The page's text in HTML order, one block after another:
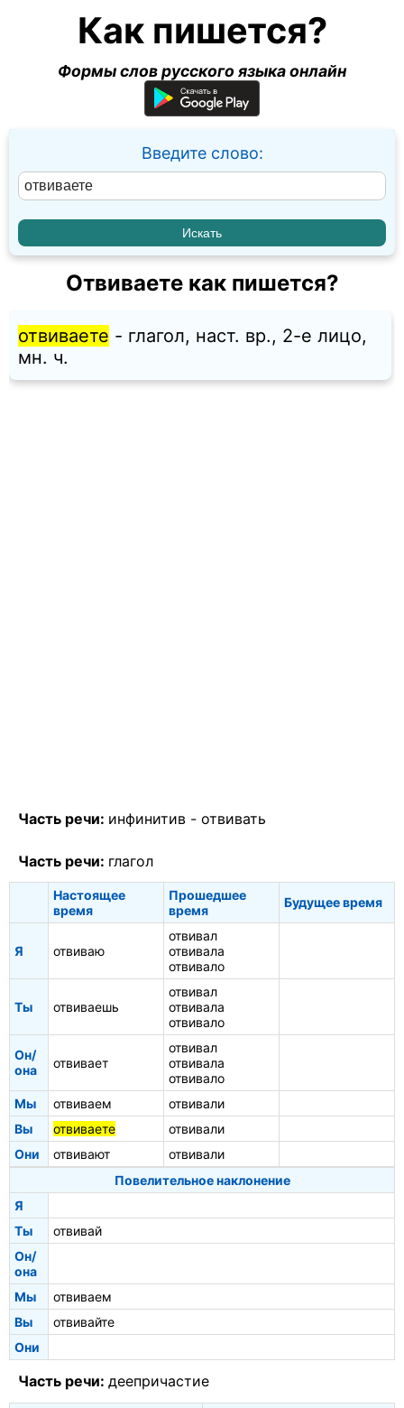
Как пишется?
Формы слов русского языка онлайн
Введите слово:
Отвиваете как пишется?
отвиваете - глагол, наст. вр., 2-е лицо,
мн. ч.
Часть речи: инфинитив - отвивать
Часть речи: глагол
Настоящее
время
Прошедшее
время
Будущее время
Я отвиваю
отвивал
отвивала
отвивало
Ты отвиваешь
отвивал
отвивала
отвивало
Он/
она
отвивает
отвивал
отвивала
отвивало
Мы
отвиваем
отвивали
Вы
отвиваете
отвивали
Они
отвивают
отвивали
Повелительное наклонение
Я
Ты
отвивай
Он/
она
Мы
отвиваем
Вы
отвивайте
Они
Часть речи: деепричастие